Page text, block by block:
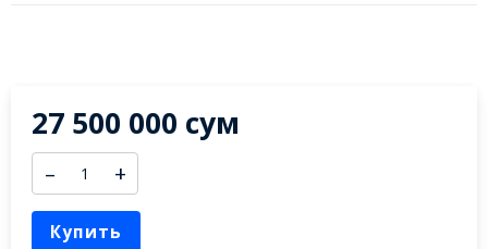
27 500 000 сум
– +
Купить